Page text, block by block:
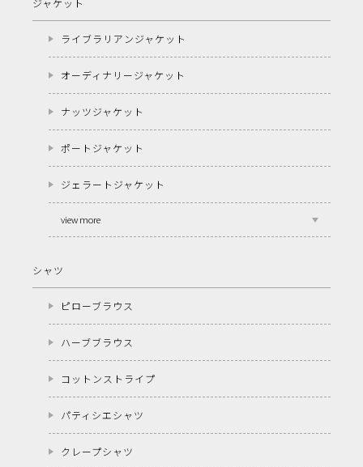
ライブラリアンジャケット
オーディナリージャケット
ナッツジャケット
ポートジャケット
ジェラートジャケット
view more
シャツ
ピローブラウス
ハーブブラウス
コットンストライプ
パティシエシャツ
クレープシャツ